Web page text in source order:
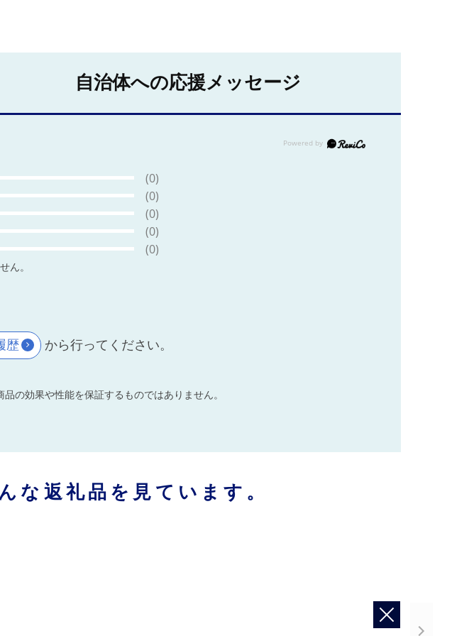
自治体への応援メッセージ
(0)
(0)
(0)
(0)
(0)
ん。
歴 から行ってください。
の効果や性能を保証するものではありません。
な返礼品を見ています。